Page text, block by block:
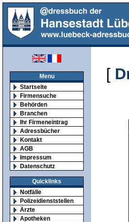
Menu
Startseite
Firmensuche
Behörden
Branchen
Ihr Firmeneintrag
Adressbücher
Kontakt
AGB
Impressum
Datenschutz
Quicklinks
Notfälle
Polizeidienststellen
Ärzte
Apotheken
[